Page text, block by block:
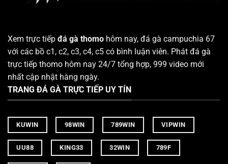
Xem trực tiếp đá gà thomo hôm nay, đá gà campuchia 67
với các bồ c1, c2, c3, c4, c5 có bình luận viên. Phát đá gà
trực tiếp thomo hôm nay 24/7 tổng hợp, 999 video mới
nhất cập nhật hàng ngày.
TRANG ĐÁ GÀ TRỰC TIẾP UY TÍN
KUWIN 98WIN 789WIN VIPWIN
UU88 KING33 32WIN 789F